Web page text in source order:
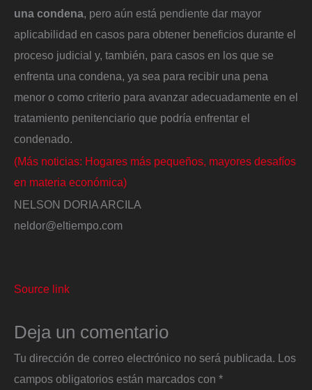
una condena, pero aún está pendiente dar mayor
aplicabilidad en casos para obtener beneficios durante el
proceso judicial y, también, para casos en los que se
enfrenta una condena, ya sea para recibir una pena
menor o como criterio para avanzar adecuadamente en el
tratamiento penitenciario que podría enfrentar el
condenado.
(Más noticias: Hogares más pequeños, mayores desafíos
en materia económica)
NELSON DORIA ARCILA
neldor@eltiempo.com
Source link
Deja un comentario
Tu dirección de correo electrónico no será publicada. Los
campos obligatorios están marcados con *